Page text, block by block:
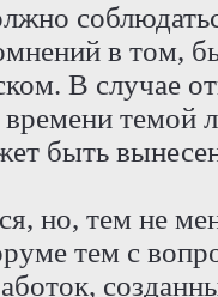
в том,
В случае
времени темой
быть
но, тем не
тем с